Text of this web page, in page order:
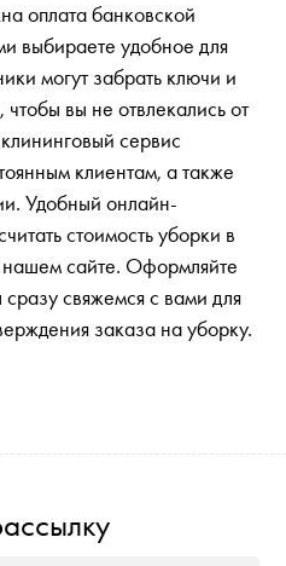
оплата банковской
выбираете удобное для
могут забрать ключи и
вы не отвлекались от
сервис
клиентам, а также
Удобный онлайн-
стоимость уборки в
сайте. Оформляйте
свяжемся с вами для
заказа на уборку.